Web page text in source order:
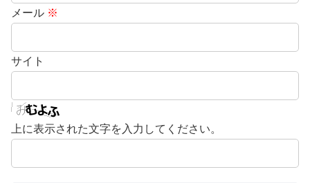
メール ※
サイト
上に表示された文字を入力してください。